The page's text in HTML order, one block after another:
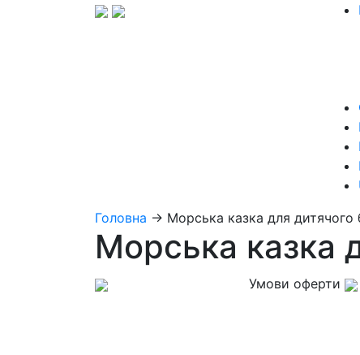
Головна → Морська казка для дитячого
Морська казка
Умови оферти